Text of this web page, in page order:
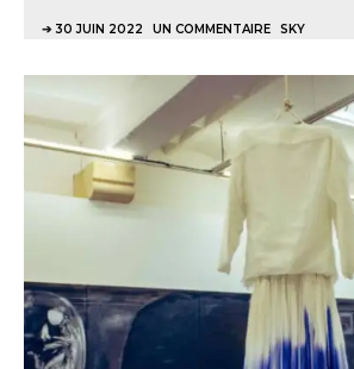
30 JUIN 2022 UN COMMENTAIRE SKY